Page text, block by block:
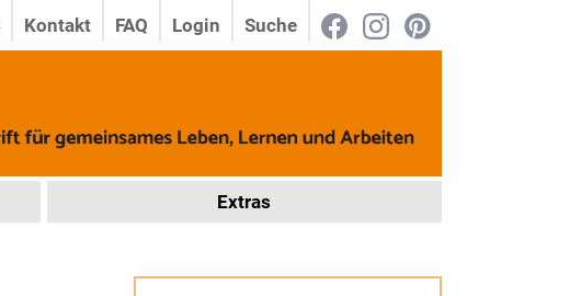
Suche
Login
FAQ
Kontakt
Extras